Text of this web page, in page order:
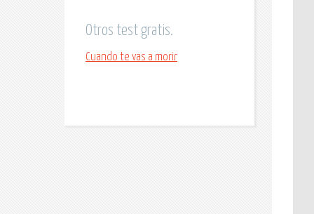
Otros test gratis.
Cuando te vas a morir